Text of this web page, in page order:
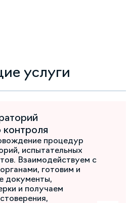
услуги
процедур
испытательных
Взаимодействуем с
готовим и
документы,
и получаем